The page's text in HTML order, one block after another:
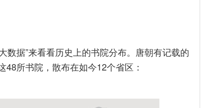
数据”来看看历史上的书院分布。唐朝有记载的
所书院，散布在如今12个省区：